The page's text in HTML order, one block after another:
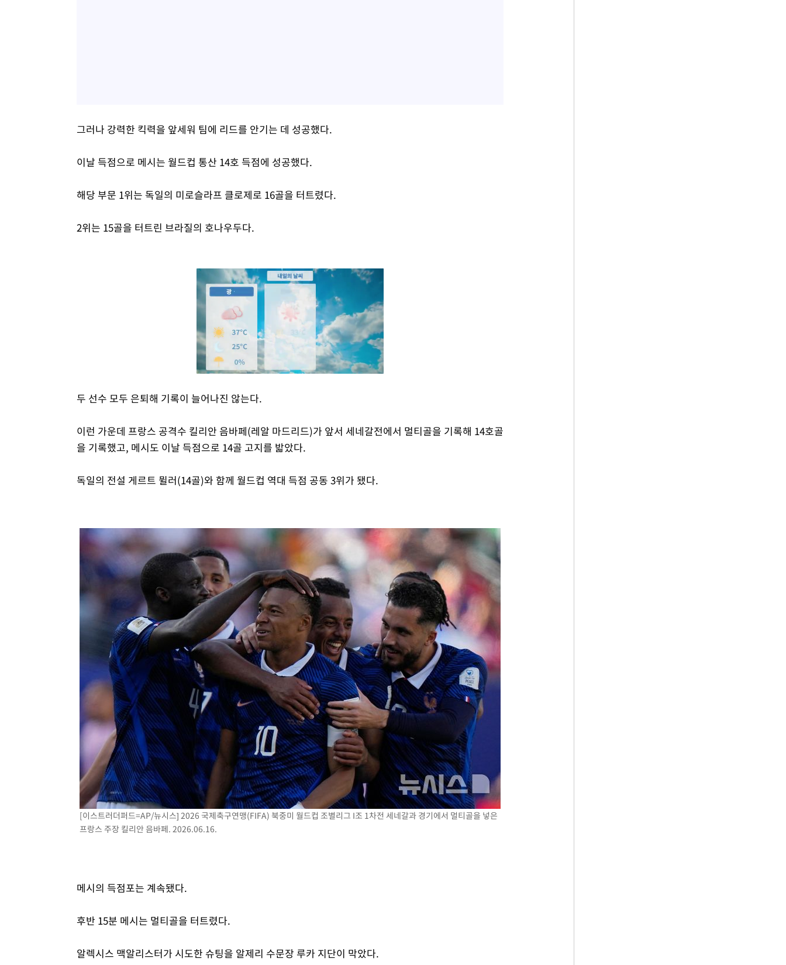
그러나 강력한 킥력을 앞세워 팀에 리드를 안기는 데 성공했다.
이날 득점으로 메시는 월드컵 통산 14호 득점에 성공했다.
해당 부문 1위는 독일의 미로슬라프 클로제로 16골을 터트렸다.
2위는 15골을 터트린 브라질의 호나우두다.
두 선수 모두 은퇴해 기록이 늘어나진 않는다.
이런 가운데 프랑스 공격수 킬리안 음바페(레알 마드리드)가 앞서 세네갈전에서 멀티골을 기록해 14호골
을 기록했고, 메시도 이날 득점으로 14골 고지를 밟았다.
독일의 전설 게르트 뮐러(14골)와 함께 월드컵 역대 득점 공동 3위가 됐다.
[이스트러더퍼드=AP/뉴시스] 2026 국제축구연맹(FIFA) 북중미 월드컵 조별리그 I조 1차전 세네갈과 경기에서 멀티골을 넣은
프랑스 주장 킬리안 음바페. 2026.06.16.
메시의 득점포는 계속됐다.
후반 15분 메시는 멀티골을 터트렸다.
알렉시스 맥알리스터가 시도한 슈팅을 알제리 수문장 루카 지단이 막았다.